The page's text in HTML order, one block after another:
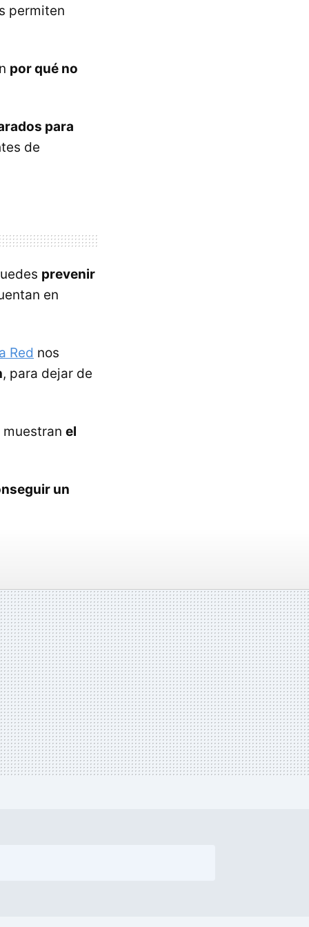
permiten
por qué no
para
de
prevenir
en
Red nos
, para dejar de
muestran el
un